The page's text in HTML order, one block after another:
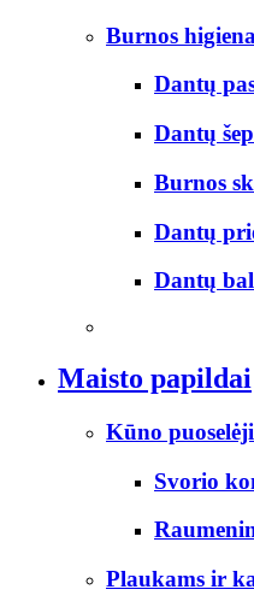
Burnos
Dantų
Dantų
Burnos
Dantų
Dantų
Maisto papildai
Kūno
Svorio
Plaukams ir